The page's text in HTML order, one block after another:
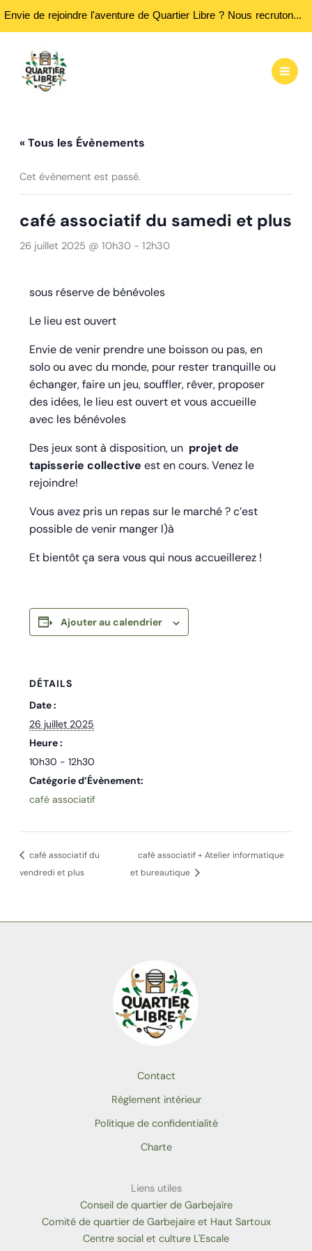
Envie de rejoindre l'aventure de Quartier Libre ? Nous recrutons des bénévoles ! Passez nous rencontrer aux heures d'ouvertures...
contenu
« Tous les Évènements
Cet évènement est passé.
café associatif du samedi et plus
26 juillet 2025 @ 10h30- 12h30
sous réserve de bénévoles
Le lieu est ouvert
Envie de venir prendre une boisson ou pas, en
solo ou avec du monde, pour rester tranquille ou
échanger, faire un jeu, souffler, rêver, proposer
des idées, le lieu est ouvert et vous accueille
avec les bénévoles
Des jeux sont à disposition, un projet de
tapisserie collective est en cours. Venez le
rejoindre!
Vous avez pris un repas sur le marché ? c’est
possible de venir manger l)à
Et bientôt ça sera vous qui nous accueillerez !
Ajouter au calendrier
DÉTAILS
Date :
26 juillet 2025
Heure :
10h30 - 12h30
Catégorie d’Évènement:
café associatif
café associatif du
vendredi et plus
café associatif + Atelier informatique
et bureautique
Contact
Règlement intérieur
Politique de confidentialité
Charte
Liens utiles
Conseil de quartier de Garbejaïre
Comité de quartier de Garbejaïre et Haut Sartoux
Centre social et culture L'Escale